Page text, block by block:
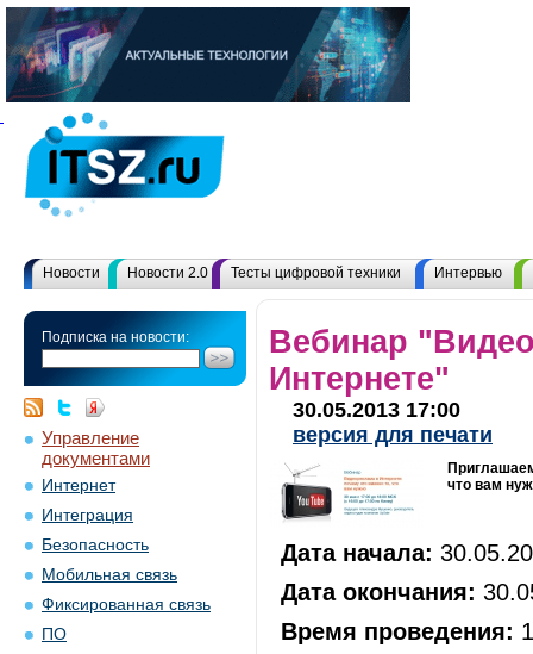
Новости Новости 2.0 Тесты цифровой техники Интервью
Подписка на новости:
Управление
документами
Интернет
Интеграция
Безопасность
Мобильная связь
Фиксированная связь
ПО
Вебинар
Интернете"
30.05.2013 17:00
версия для печати
что вам
Дата начала:
Дата окончания:
Время проведения: